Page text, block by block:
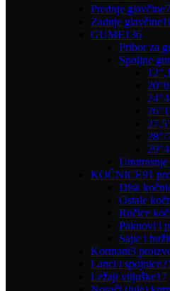
Prednje glavčine7
Zadnje glavčine
GUME136
Pribor za
Spoljne
20"0
24"
26"
28"/
29"
Unutrasnje
KOČNICE91
Disk
Ostale
Ručice
Paknovi i
Sajle i
Kormani3
Lanci i spojnice
Ležaji viljuške17